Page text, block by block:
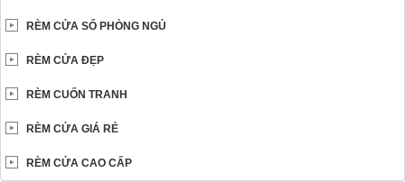
RÈM CỬA SỔ PHÒNG NGỦ
RÈM CỬA ĐẸP
RÈM CUỐN TRANH
RÈM CỬA GIÁ RẺ
RÈM CỬA CAO CẤP